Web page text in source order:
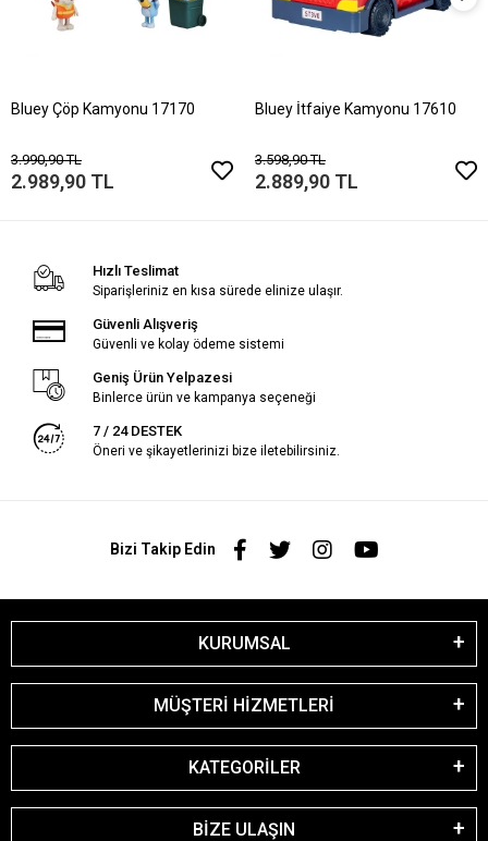
Bluey Çöp Kamyonu 17170
3.990,90 TL
2.989,90 TL
Bluey İtfaiye Kamyonu 17610
3.598,90 TL
2.889,90 TL
Hızlı Teslimat
Siparişleriniz en kısa sürede elinize ulaşır.
Güvenli Alışveriş
Güvenli ve kolay ödeme sistemi
Geniş Ürün Yelpazesi
Binlerce ürün ve kampanya seçeneği
7 / 24 DESTEK
Öneri ve şikayetlerinizi bize iletebilirsiniz.
Bizi Takip Edin
KURUMSAL
MÜŞTERİ HİZMETLERİ
KATEGORİLER
BİZE ULAŞIN